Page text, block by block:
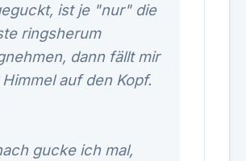
ist je "nur" die
ringsherum
dann fällt mir
auf den Kopf.
gucke ich mal,